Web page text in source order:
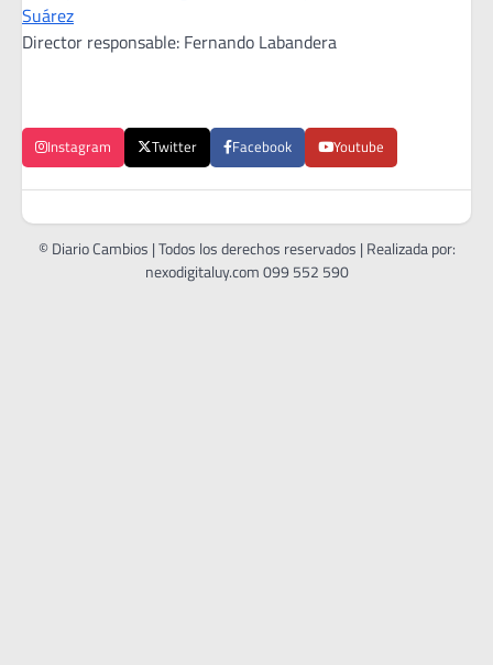
Suárez
Director responsable: Fernando Labandera
Instagram Twitter Facebook Youtube